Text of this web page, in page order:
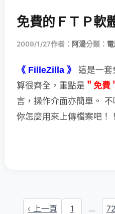
免費的ＦＴＰ軟
2009/1/27作者： 阿湯分類：
《 FilleZilla 》
這是一套
算很齊全，重點是 ＂免費
言，操作介面亦簡單。
你怎麼用來上傳檔案吧！！
‹ 上一頁 1 ...